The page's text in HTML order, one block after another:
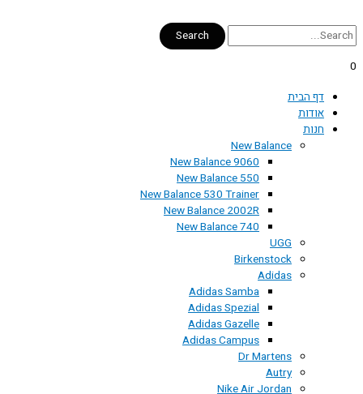
לתוכן
Search
0
דף הבית
אודות
חנות
New Balance
New Balance 9060
New Balance 550
New Balance 530 Trainer
New Balance 2002R
New Balance 740
UGG
Birkenstock
Adidas
Adidas Samba
Adidas Spezial
Adidas Gazelle
Adidas Campus
Dr Martens
Autry
Nike Air Jordan